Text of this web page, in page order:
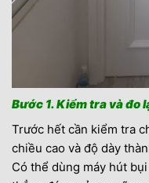
Bước 1. Kiểm tra và đo
Trước hết cần kiểm tra
chiều cao và độ dày
Có thể dùng máy hút